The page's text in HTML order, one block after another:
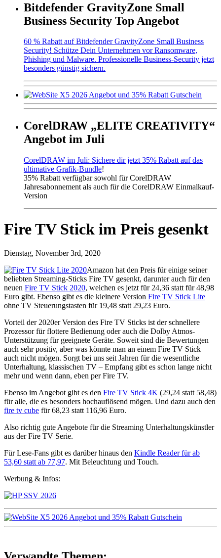
Bitdefender GravityZone Small
Business Security Top Angebot
60 % Rabatt auf Bitdefender GravityZone Small Business
Security! Schütze Dein Unternehmen vor Ransomware,
Phishing und Malware. Professionelle Business-Security jetzt
besonders günstig sichern.
CorelDRAW „ELITE CREATIVITY“
Angebot im Juli
CorelDRAW im Juli: Sichere dir jetzt 35% Rabatt auf das
ultimative Grafik-Bundle!
35% Rabatt verfügbar sowohl für CorelDRAW
Jahresabonnement als auch für die CorelDRAW Einmalkauf-
Version
Fire TV Stick im Preis gesenkt
Dienstag, November 3rd, 2020
Amazon hat den Preis für einige seiner
beliebten Streaming-Sticks Fire TV gesenkt, darunter auch für den
neuen Fire TV Stick 2020, welchen es jetzt für 24,36 statt für 48,98
Euro gibt. Ebenso gibt es die kleinere Version Fire TV Stick Lite
ohne TV Steuerungstasten für 19,48 statt 29,23 Euro.
Vorteil der 2020er Version des Fire TV Sticks ist der schnellere
Prozessor für flottere Bedienung oder auch die Dolby Atmos-
Unterstützung für geeignete Geräte. Soweit sind die Bewertungen
auch sehr positiv, aber was könnte man an einem Fire TV Stick
auch nicht mögen. Sorgt bei uns seit Jahren für die wesentliche
Unterhaltung, klassischen TV – Empfang gibt es schon lange nicht
mehr und wenn dann, eben per Fire TV.
Ebenso im Angebot gibt es den Fire TV Stick 4K (29,24 statt 58,48)
für alle, die es besonders hochauflösend mögen. Und dazu auch den
fire tv cube für 68,23 statt 116,96 Euro.
Also richtig gute Angebote für die Streaming Unterhaltungskünstler
aus der Fire TV Serie.
Für Lese-Fans gibt es darüber hinaus den Kindle Reader für ab
53,60 statt ab 77,97. Mit Beleuchtung und Touch.
Werbung & Infos: